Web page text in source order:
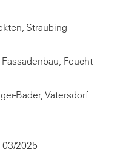
Straubing
Feucht
Bader, Vatersdorf
2025